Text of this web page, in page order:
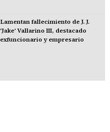
Lamentan fallecimiento de J. J.
'Jake' Vallarino III, destacado
exfuncionario y empresario